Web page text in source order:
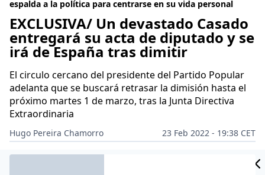
espalda a la política para centrarse en su vida personal
EXCLUSIVA/ Un devastado Casado
entregará su acta de diputado y se
irá de España tras dimitir
El circulo cercano del presidente del Partido Popular
adelanta que se buscará retrasar la dimisión hasta el
próximo martes 1 de marzo, tras la Junta Directiva
Extraordinaria
Hugo Pereira Chamorro
23 Feb 2022 - 19:38 CET
Archivado en: PARTIDOS POLÍTICOS